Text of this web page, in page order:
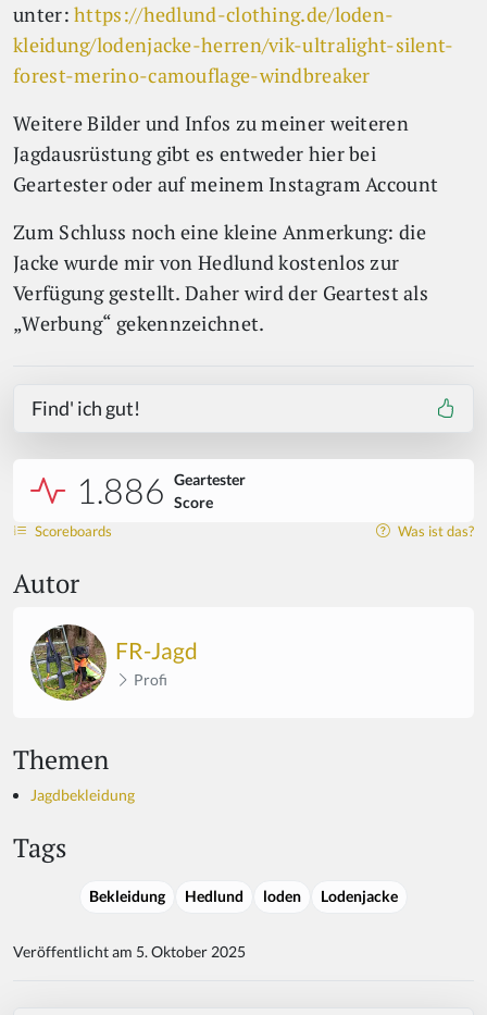
unter:https://hedlund-clothing.de/loden-
kleidung/lodenjacke-herren/vik-ultralight-silent-
forest-merino-camouflage-windbreaker
Weitere Bilder und Infos zu meiner weiteren
Jagdausrüstung gibt es entweder hier bei
Geartester oder auf meinem Instagram Account
Zum Schluss noch eine kleine Anmerkung: die
Jacke wurde mir von Hedlund kostenlos zur
Verfügung gestellt. Daher wird der Geartest als
„Werbung“ gekennzeichnet.
Find' ich gut!
1.886 Geartester
Score
Scoreboards Was ist das?
Autor
FR-Jagd
Profi
Themen
Jagdbekleidung
Tags
Bekleidung Hedlund loden Lodenjacke
Veröffentlicht am 5. Oktober 2025